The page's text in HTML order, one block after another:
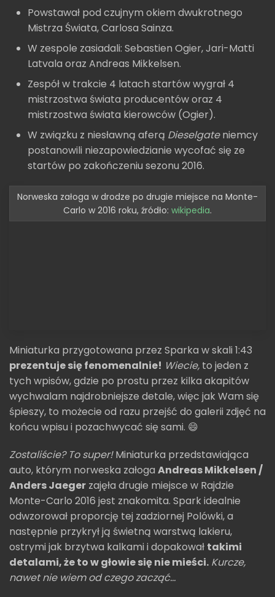
Powstawał pod czujnym okiem dwukrotnego
Mistrza Świata, Carlosa Sainza.
W zespole zasiadali: Sebastien Ogier, Jari-Matti
Latvala oraz Andreas Mikkelsen.
Zespół w trakcie 4 latach startów wygrał 4
mistrzostwa świata producentów oraz 4
mistrzostwa świata kierowców (Ogier).
W związku z niesławną aferą Dieselgateniemcy
postanowili niezapowiedzianie wycofać się ze
startów po zakończeniu sezonu 2016.
Norweska załoga w drodze po drugie miejsce na Monte-
Carlo w 2016 roku, źródło: wikipedia.
Miniaturka przygotowana przez Sparka w skali 1:43
prezentuje się fenomenalnie! Wiecie, to jeden z
tych wpisów, gdzie po prostu przez kilka akapitów
wychwalam najdrobniejsze detale, więc jak Wam się
śpieszy, to możecie od razu przejść do galerii zdjęć na
końcu wpisu i pozachwycać się sami. 😄
Zostaliście? To super!Miniaturka przedstawiająca
auto, którym norweska załoga Andreas Mikkelsen /
Anders Jaeger zajęła drugie miejsce w Rajdzie
Monte-Carlo 2016 jest znakomita. Spark idealnie
odwzorował proporcję tej zadziornej Polówki, a
następnie przykrył ją świetną warstwą lakieru,
ostrymi jak brzytwa kalkami i dopakował takimi
detalami, że to w głowie się nie mieści. Kurcze,
nawet nie wiem od czego zacząć...